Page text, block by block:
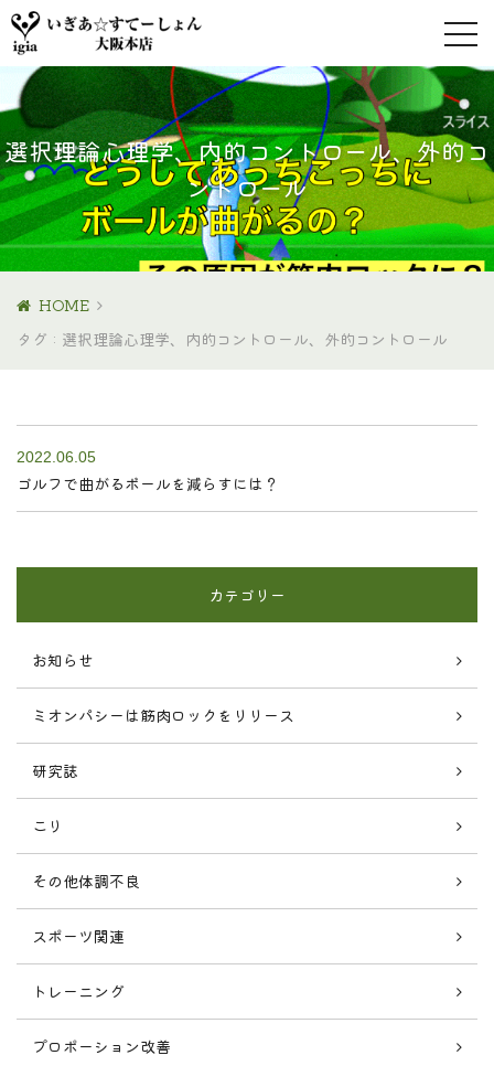
選択理論心理学、内的コントロール、外的コ
ントロール
HOME
タグ : 選択理論心理学、内的コントロール、外的コントロール
2022.06.05
ゴルフで曲がるボールを減らすには？
カテゴリー
お知らせ
ミオンパシーは筋肉ロックをリリース
研究誌
こり
その他体調不良
スポーツ関連
トレーニング
プロポーション改善